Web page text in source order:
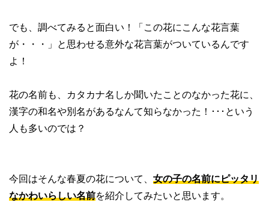
でも、調べてみると面白い！「この花にこんな花言葉
が・・・」と思わせる意外な花言葉がついているんです
よ！
花の名前も、カタカナ名しか聞いたことのなかった花に、
漢字の和名や別名があるなんて知らなかった！･･･という
人も多いのでは？
今回はそんな春夏の花について、 女の子の名前にピッタリ
なかわいらしい名前を紹介してみたいと思います。